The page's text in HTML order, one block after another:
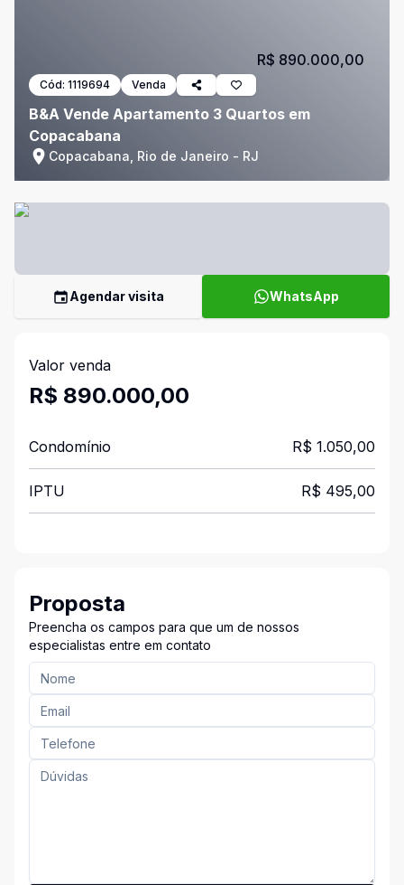
Cód: 1119694 Venda
B&A Vende Apartamento 3 Quartos em
Copacabana
Copacabana, Rio de Janeiro - RJ
R$ 890.000,00
Agendar visita WhatsApp
Valor venda
R$ 890.000,00
Condomínio R$ 1.050,00
IPTU R$ 495,00
Proposta
Preencha os campos para que um de nossos
especialistas entre em contato